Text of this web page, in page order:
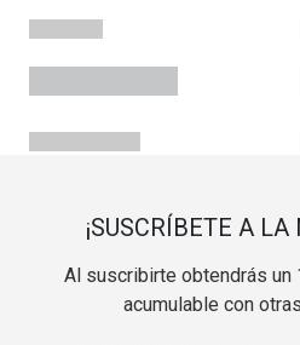
¡SUSCRÍBETE A
Al suscribirte obtendrás un
acumulable con